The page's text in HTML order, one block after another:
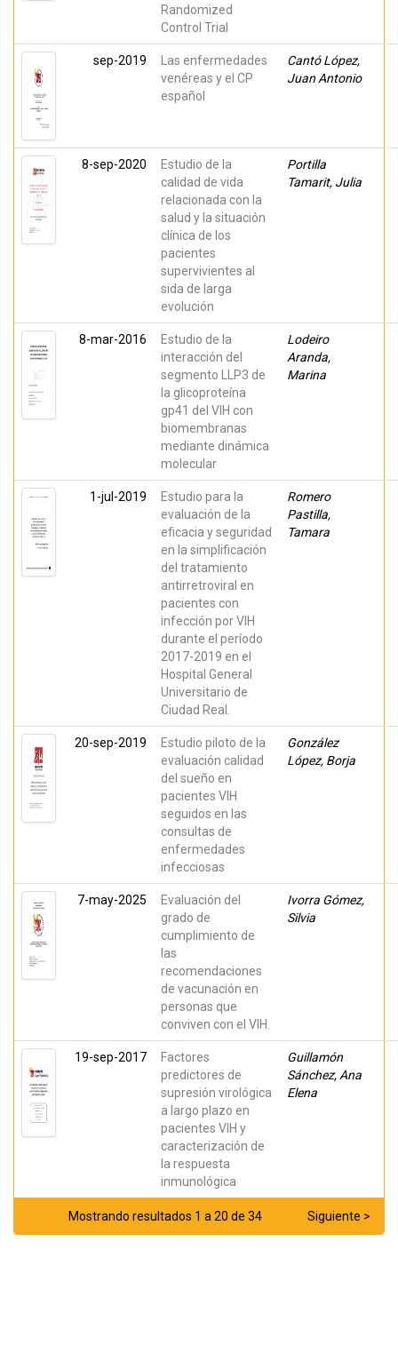
Randomized
Control Trial
Laurent;
García-
Roncallo,
Paola; García-
Medina, Pablo
sep-2019
Las enfermedades
venéreas y el CP
español
Cantó López,
Juan Antonio
8-sep-2020
Estudio de la
calidad de vida
relacionada con la
salud y la situación
clínica de los
pacientes
supervivientes al
sida de larga
evolución
Portilla
Tamarit, Julia
8-mar-2016
Estudio de la
interacción del
segmento LLP3 de
la glicoproteína
gp41 del VIH con
biomembranas
mediante dinámica
molecular
Lodeiro
Aranda,
Marina
1-jul-2019
Estudio para la
evaluación de la
eficacia y seguridad
en la simplificación
del tratamiento
antirretroviral en
pacientes con
infección por VIH
durante el período
2017-2019 en el
Hospital General
Universitario de
Ciudad Real.
Romero
Pastilla,
Tamara
20-sep-2019
Estudio piloto de la
evaluación calidad
del sueño en
pacientes VIH
seguidos en las
consultas de
enfermedades
infecciosas
González
López, Borja
7-may-2025
Evaluación del
grado de
cumplimiento de
las
recomendaciones
de vacunación en
personas que
conviven con el VIH.
Ivorra Gómez,
Silvia
19-sep-2017
Factores
predictores de
supresión virológica
a largo plazo en
pacientes VIH y
caracterización de
la respuesta
inmunológica
Guillamón
Sánchez, Ana
Elena
Mostrando resultados 1 a 20 de 34 Siguiente >